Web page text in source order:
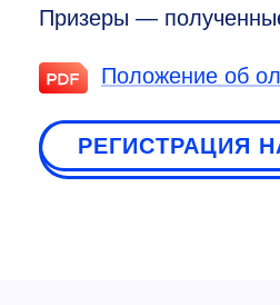
Призеры —
Положение об
РЕГИСТРАЦИЯ